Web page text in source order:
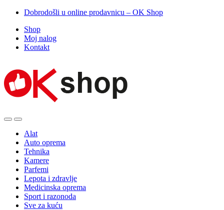
Dobrodošli u online prodavnicu – OK Shop
Shop
Moj nalog
Kontakt
Alat
Auto oprema
Tehnika
Kamere
Parfemi
Lepota i zdravlje
Medicinska oprema
Sport i razonoda
Sve za kuću